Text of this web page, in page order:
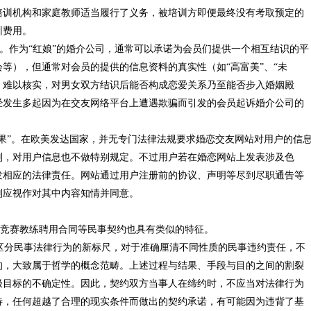
机构和家庭教师适当履行了义务，被培训方即便最终没有考取预定的
用。
为“红娘”的婚介公司，通常可以承诺为会员们提供一个相互结识的平
），但通常对会员的提供的信息资料的真实性（如“高富美”、“未
难以核实，对男女双方结识后能否构成恋爱关系乃至能否步入婚姻殿
生多起因为在交友网络平台上遭遇欺骗而引发的会员起诉婚介公司的
。在欧美发达国家，并无专门法律法规要求婚恋交友网站对用户的信
对用户信息也不做特别规定。不过用户若在婚恋网站上发表涉及色
应的法律责任。网站通过用户注册前的协议、声明等尽到尽职通告等
视作对其中内容知情并同意。
教练聘用合同等民事契约也具有类似的特征。
民事法律行为的新标尺，对于准确厘清不同性质的民事违约责任，不
大致属于哲学的概念范畴。上述过程与结果、手段与目的之间的割裂
标的不确定性。因此，契约双方当事人在缔约时，不应当对法律行为
任何超越了合理的现实条件而做出的契约承诺，有可能因为违背了基